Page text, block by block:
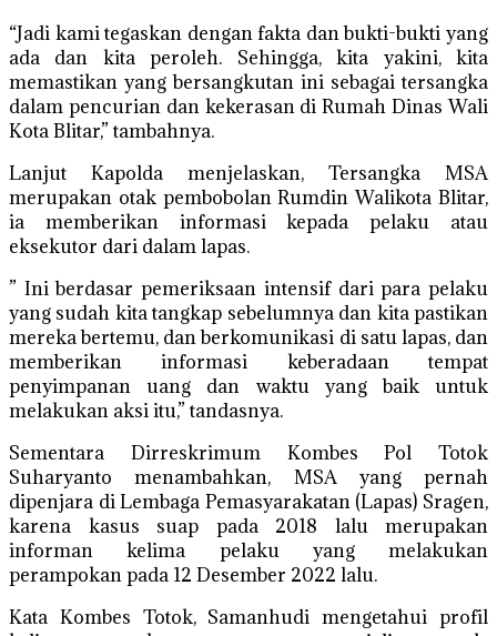
“Jadi kami tegaskan dengan fakta dan bukti-bukti yang
ada dan kita peroleh. Sehingga, kita yakini, kita
memastikan yang bersangkutan ini sebagai tersangka
dalam pencurian dan kekerasan di Rumah Dinas Wali
Kota Blitar,” tambahnya.
Lanjut Kapolda menjelaskan, Tersangka MSA
merupakan otak pembobolan Rumdin Walikota Blitar,
ia memberikan informasi kepada pelaku atau
eksekutor dari dalam lapas.
” Ini berdasar pemeriksaan intensif dari para pelaku
yang sudah kita tangkap sebelumnya dan kita pastikan
mereka bertemu, dan berkomunikasi di satu lapas, dan
memberikan informasi keberadaan tempat
penyimpanan uang dan waktu yang baik untuk
melakukan aksi itu,” tandasnya.
Sementara Dirreskrimum Kombes Pol Totok
Suharyanto menambahkan, MSA yang pernah
dipenjara di Lembaga Pemasyarakatan (Lapas) Sragen,
karena kasus suap pada 2018 lalu merupakan
informan kelima pelaku yang melakukan
perampokan pada 12 Desember 2022 lalu.
Kata Kombes Totok, Samanhudi mengetahui profil